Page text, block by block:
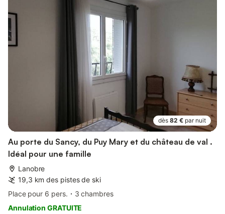
dès 82 € par nuit
Au porte du Sancy, du Puy Mary et du château de val .
Idéal pour une famille
Lanobre
19,3 km des pistes de ski
Place pour 6 pers.
3 chambres
Annulation GRATUITE